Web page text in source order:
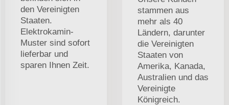
den Vereinigten
Staaten.
Elektrokamin-
Muster sind sofort
lieferbar und
sparen Ihnen Zeit.
stammen aus
mehr als 40
Ländern, darunter
die Vereinigten
Staaten von
Amerika, Kanada,
Australien und das
Vereinigte
Königreich.